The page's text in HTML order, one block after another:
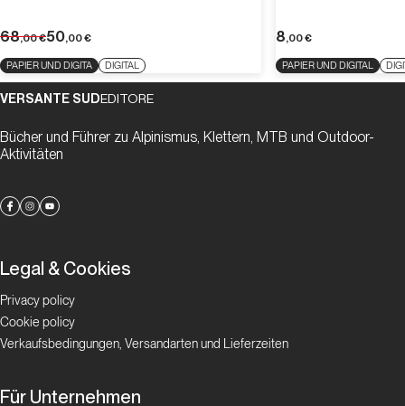
68,00€50,00€
PAPIER UND DIGITA DIGITAL
8,00€
PAPIER UND DIGITAL
VERSANTE SUDEDITORE
Bücher und Führer zu Alpinismus, Klettern, MTB und Outdoor-
Aktivitäten
Legal & Cookies
Privacy policy
Cookie policy
Verkaufsbedingungen, Versandarten und Lieferzeiten
Für Unternehmen